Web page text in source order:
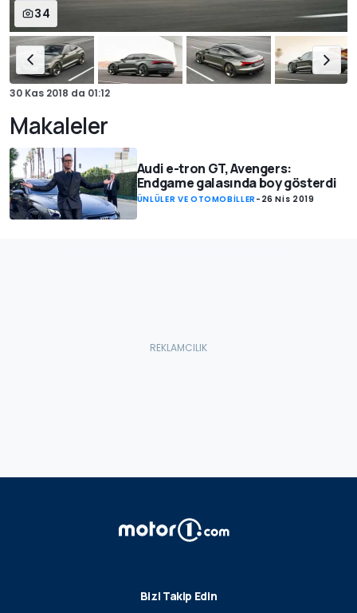
34
30 Kas 2018 da 01:12
Makaleler
Audi e-tron GT, Avengers:
Endgame galasında boy gösterdi
ÜNLÜLER VE OTOMOBİLLER - 26 Nis 2019
Bizi Takip Edin